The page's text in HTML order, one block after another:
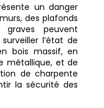
un danger
des plafonds
peuvent
l’état de
bois massif, en
métallique, et de
de charpente
la sécurité des